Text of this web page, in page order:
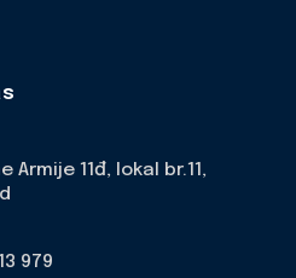
Armije 11đ, lokal br.11,
979